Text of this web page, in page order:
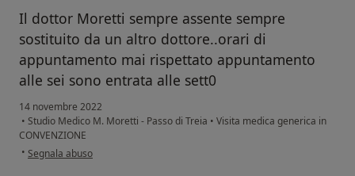
Il dottor Moretti sempre assente sempre
sostituito da un altro dottore..orari di
appuntamento mai rispettato appuntamento
alle sei sono entrata alle sett0
14 novembre 2022
• Studio Medico M. Moretti - Passo di Treia • Visita medica generica in
CONVENZIONE
• secondo l'opinione dell'utente Giulia Pontiggia
Segnala abuso